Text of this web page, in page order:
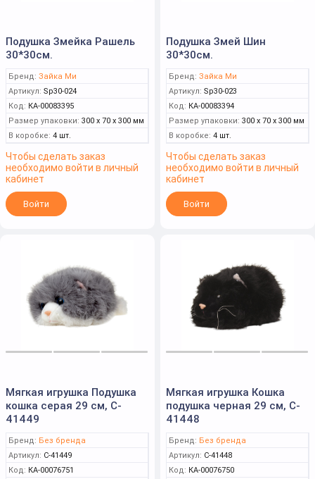
Подушка Змейка Рашель
30*30см.
Бренд: Зайка Ми
Артикул: Sp30-024
Код: КА-00083395
Размер упаковки: 300 x 70 x 300 мм
В коробке: 4 шт.
Чтобы сделать заказ
необходимо войти в личный
кабинет
Войти
Подушка Змей Шин
30*30см.
Бренд: Зайка Ми
Артикул: Sp30-023
Код: КА-00083394
Размер упаковки: 300 x 70 x 300 мм
В коробке: 4 шт.
Чтобы сделать заказ
необходимо войти в личный
кабинет
Войти
Мягкая игрушка Подушка
кошка серая 29 см, C-
41449
Бренд: Без бренда
Артикул: C-41449
Код: КА-00076751
Мягкая игрушка Кошка
подушка черная 29 см, C-
41448
Бренд: Без бренда
Артикул: C-41448
Код: КА-00076750